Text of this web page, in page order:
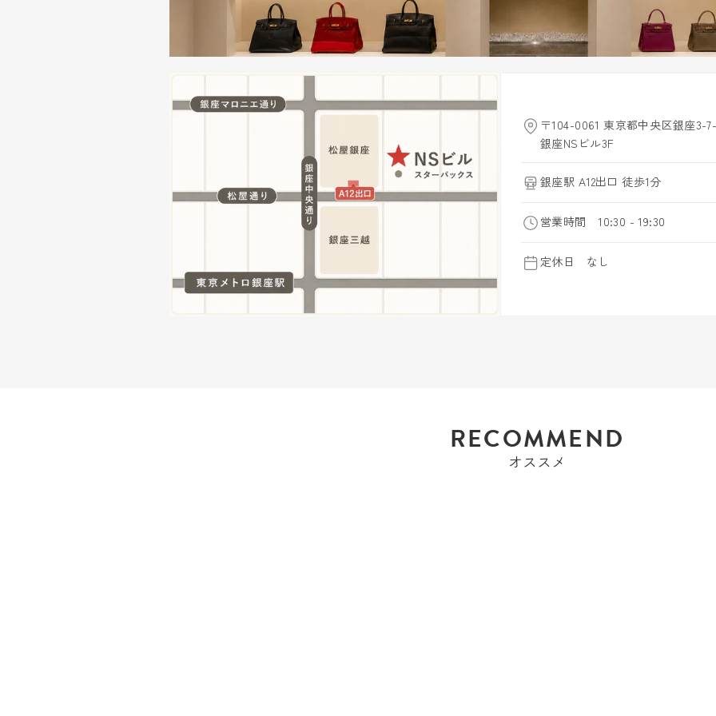
〒104-0061 東京都中央区銀座3-
銀座NSビル3F
銀座駅 A12出口 徒歩1分
営業時間 10:30 - 19:30
定休日 なし
RECOMMEND
オススメ